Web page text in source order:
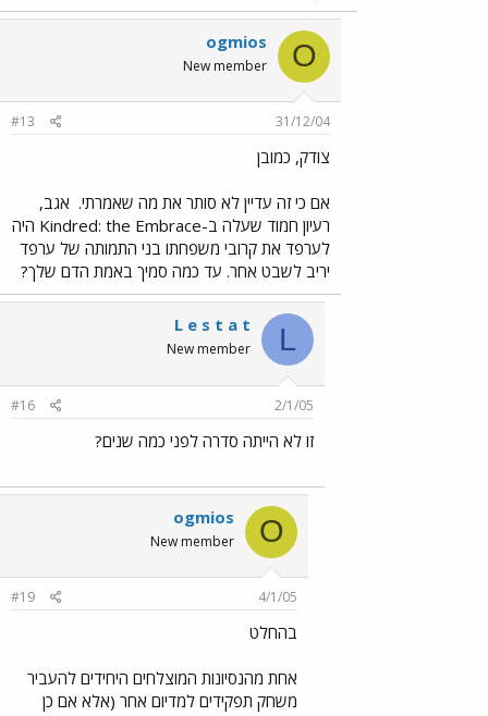
O
ogmios
New member
31/12/04
#13
צודק, כמובן
אם כי זה עדיין לא סותר את מה שאמרתי. אגב,
רעיון חמוד שעלה ב-Kindred: the Embrace היה
לערפד את קרובי משפחתו בני התמותה של ערפד
יריב לשבט אחר. עד כמה סמיך באמת הדם שלך?
L
L e s t a t
New member
2/1/05
#16
זו לא הייתה סדרה לפני כמה שנים?
O
ogmios
New member
4/1/05
#19
בהחלט
אחת מהנסיונות המוצלחים היחידים להעביר
משחק תפקידים למדיום אחר (אלא אם כן